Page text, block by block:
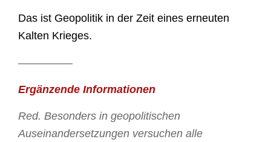
Das ist Geopolitik in der Zeit eines erneuten
Kalten Krieges.
—————
Ergänzende Informationen
Red. Besonders in geopolitischen
Auseinandersetzungen versuchen alle